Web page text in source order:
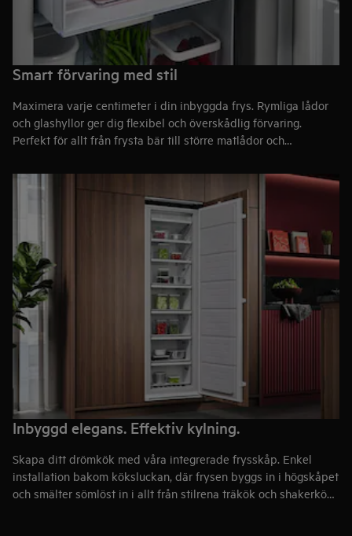
Smart förvaring med stil
Maximera varje centimeter i din inbyggda frys. Rymliga lådor
och glashyllor ger dig flexibel och överskådlig förvaring.
Perfekt för allt från frysta bär till större matlådor och
elegans.
Inbyggd elegans. Effektiv kylning.
Skapa ditt drömkök med våra integrerade frysskåp. Enkel
installation bakom köksluckan, där frysen byggs in i högskåpet
och smälter sömlöst in i allt från stilrena träkök och shakerkök